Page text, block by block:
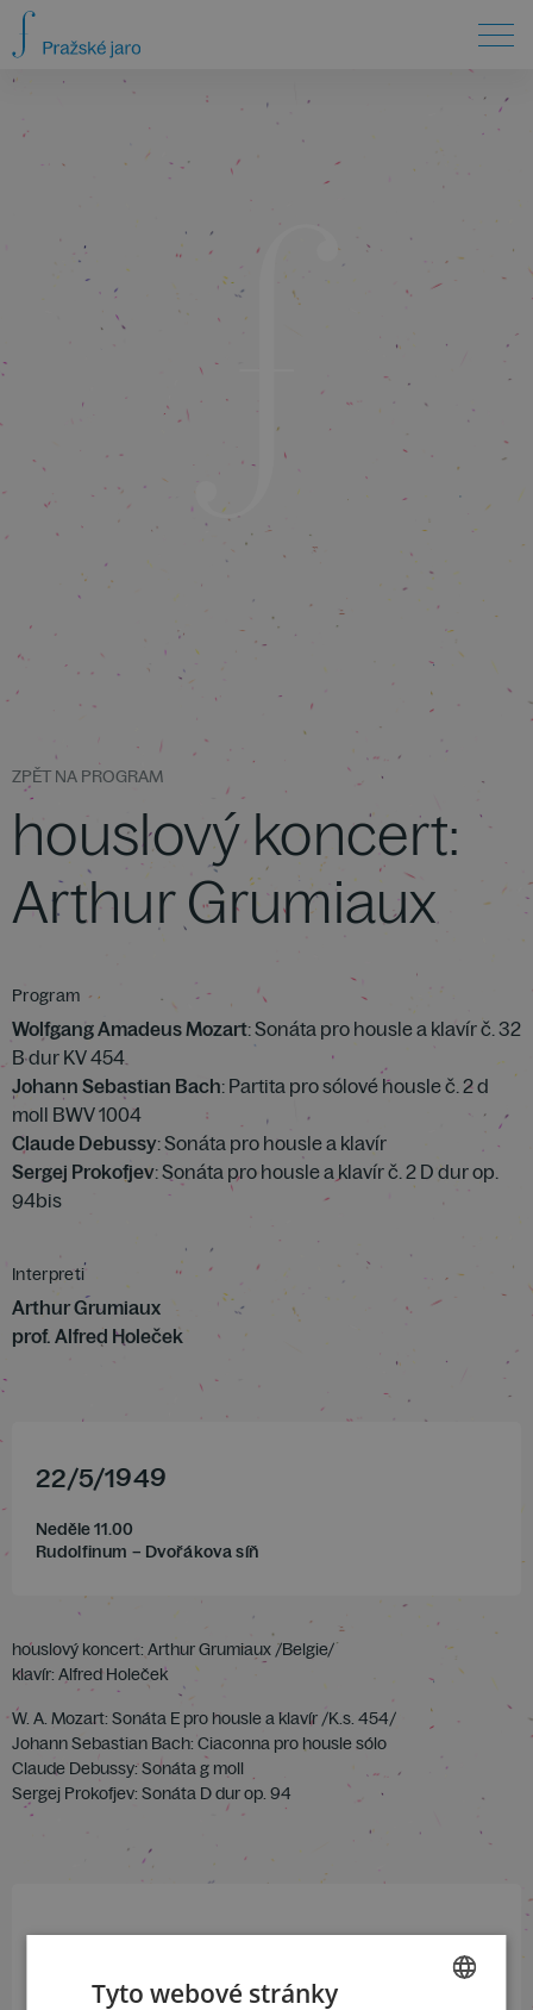
ZPĚT NA PROGRAM
houslový koncert:
Arthur Grumiaux
Program
Wolfgang Amadeus Mozart: Sonáta pro housle a klavír č. 32
B dur KV 454
Johann Sebastian Bach: Partita pro sólové housle č. 2 d
moll BWV 1004
Claude Debussy: Sonáta pro housle a klavír
Sergej Prokofjev: Sonáta pro housle a klavír č. 2 D dur op.
94bis
Interpreti
Arthur Grumiaux
prof. Alfred Holeček
22/5/1949
Neděle 11.00
Rudolfinum – Dvořákova síň
houslový koncert: Arthur Grumiaux /Belgie/
klavír: Alfred Holeček
W. A. Mozart: Sonáta E pro housle a klavír /K.s. 454/
Johann Sebastian Bach: Ciaconna pro housle sólo
Claude Debussy: Sonáta g moll
Sergej Prokofjev: Sonáta D dur op. 94
Tyto webové stránky